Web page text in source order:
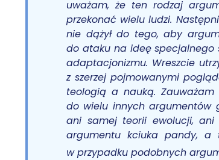
uważam, że ten rodzaj
przekonać wielu ludzi.
nie dążył do tego, aby
do ataku na ideę specjalnego
adaptacjonizmu. Wreszcie
z szerzej pojmowanymi
teologią a nauką. Zauważam
do wielu innych argumentów
ani samej teorii ewolucji,
argumentu kciuka pandy, a
w przypadku podobnych